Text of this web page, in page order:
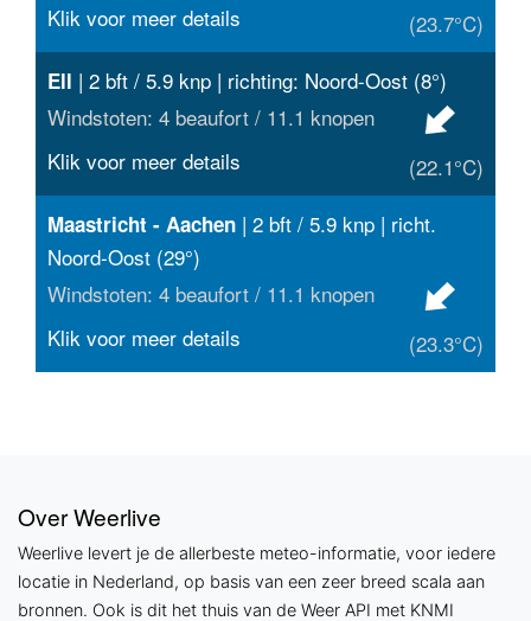
(23.7°C)
Klik voor meer details
Ell | 2 bft / 5.9 knp | richting: Noord-Oost (8°)
Windstoten: 4 beaufort / 11.1 knopen
(22.1°C)
Klik voor meer details
Maastricht - Aachen | 2 bft / 5.9 knp | richt.
Noord-Oost (29°)
Windstoten: 4 beaufort / 11.1 knopen
(23.3°C)
Klik voor meer details
Over Weerlive
Weerlive levert je de allerbeste meteo-informatie, voor iedere
locatie in Nederland, op basis van een zeer breed scala aan
bronnen. Ook is dit het thuis van de Weer API met KNMI